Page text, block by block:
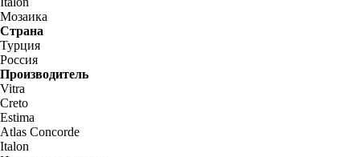
Мозаика
Страна
Турция
Россия
Производитель
Vitra
Creto
Estima
Atlas Concorde
Italon